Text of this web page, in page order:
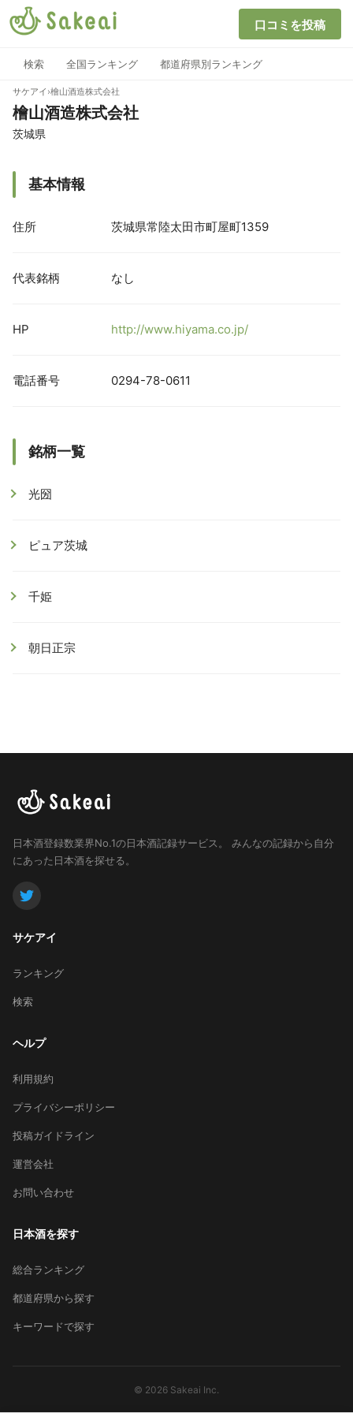
口コミを投稿
検索 全国ランキング 都道府県別ランキング
サケアイ ›檜山酒造株式会社
檜山酒造株式会社
茨城県
基本情報
住所 茨城県常陸太田市町屋町1359
代表銘柄 なし
HP http://www.hiyama.co.jp/
電話番号 0294-78-0611
銘柄一覧
光圀
ピュア茨城
千姫
朝日正宗
日本酒登録数業界No.1の日本酒記録サービス。
みんなの記録から自分
にあった日本酒を探せる。
サケアイ
ランキング
検索
ヘルプ
利用規約
プライバシーポリシー
投稿ガイドライン
運営会社
お問い合わせ
日本酒を探す
総合ランキング
都道府県から探す
キーワードで探す
© 2026 Sakeai Inc.